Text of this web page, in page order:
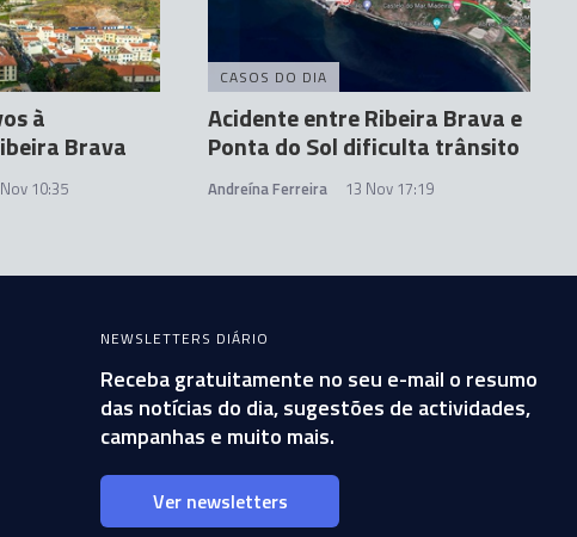
à
Brava
10:35
CASOS DO DIA
Acidente entre Ribeira Brava e
Ponta do Sol dificulta trânsito
Andreína Ferreira 13 Nov 17:19
NEWSLETTERS DIÁRIO
Receba gratuitamente no seu e-mail o resumo
das notícias do dia, sugestões de actividades,
campanhas e muito mais.
Ver newsletters